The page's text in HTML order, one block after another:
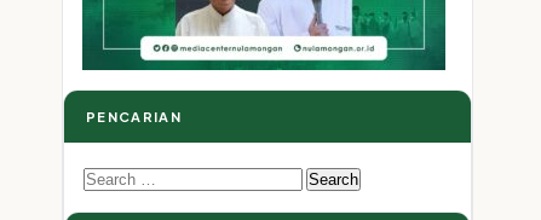
PENCARIAN
Search
for: